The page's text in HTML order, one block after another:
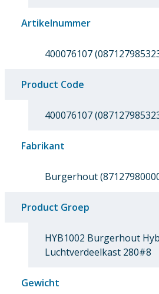
Artikelnummer
400076107
Product Code
400076107
Fabrikant
Burgerhout
Product Groep
HYB1002 Burgerhout
Luchtverdeelkast 280#8
Gewicht